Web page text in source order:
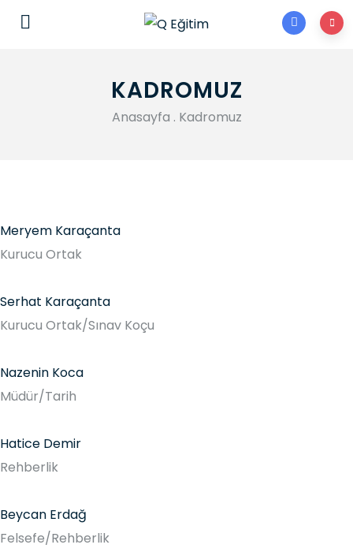
KADROMUZ
Anasayfa . Kadromuz
Meryem Karaçanta
Kurucu Ortak
Serhat Karaçanta
Kurucu Ortak/Sınav Koçu
Nazenin Koca
Müdür/Tarih
Hatice Demir
Rehberlik
Beycan Erdağ
Felsefe/Rehberlik